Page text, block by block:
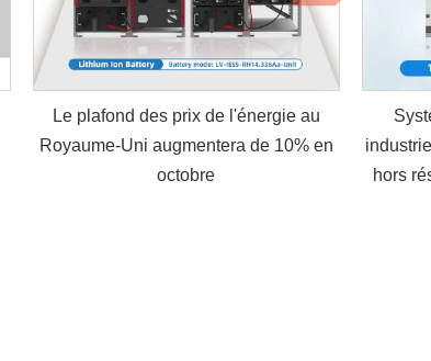
Le plafond des prix de l'énergie au
Royaume-Uni augmentera de 10% en
octobre
hors